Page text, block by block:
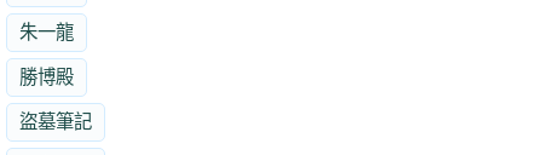
朱一龍
勝博殿
盜墓筆記